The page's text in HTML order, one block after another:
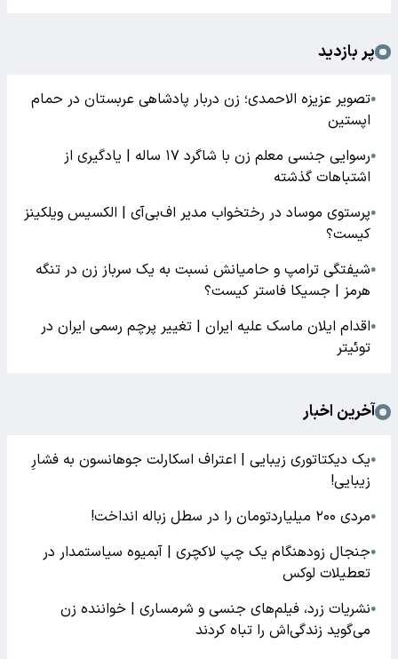
پر بازدید
●تصویر عزیزه الاحمدی؛ زن دربار پادشاهی عربستان در حمام
اپستین
●
رسوایی جنسی معلم زن با شاگرد ۱۷ ساله | یادگیری از
اشتباهات گذشته
●پرستوی موساد در رختخواب مدیر اف‌بی‌آی | الکسیس ویلکینز
کیست؟
●شیفتگی ترامپ و حامیانش نسبت به یک سرباز زن در تنگه
هرمز | جسیکا فاستر کیست؟
●اقدام ایلان ماسک علیه ایران | تغییر پرچم رسمی ایران در
توئیتر
آخرین اخبار
●یک دیکتاتوری زیبایی | اعتراف اسکارلت جوهانسون به فشارِ
زیبایی!
●مردی ۲۰۰ میلیاردتومان را در سطل زباله انداخت!
●جنجال زودهنگام یک چپ لاکچری | آبمیوه سیاستمدار در
تعطیلات لوکس
●نشریات زرد، فیلم‌های جنسی و شرمساری | خواننده زن
می‌گوید زندگی‌اش را تباه کردند